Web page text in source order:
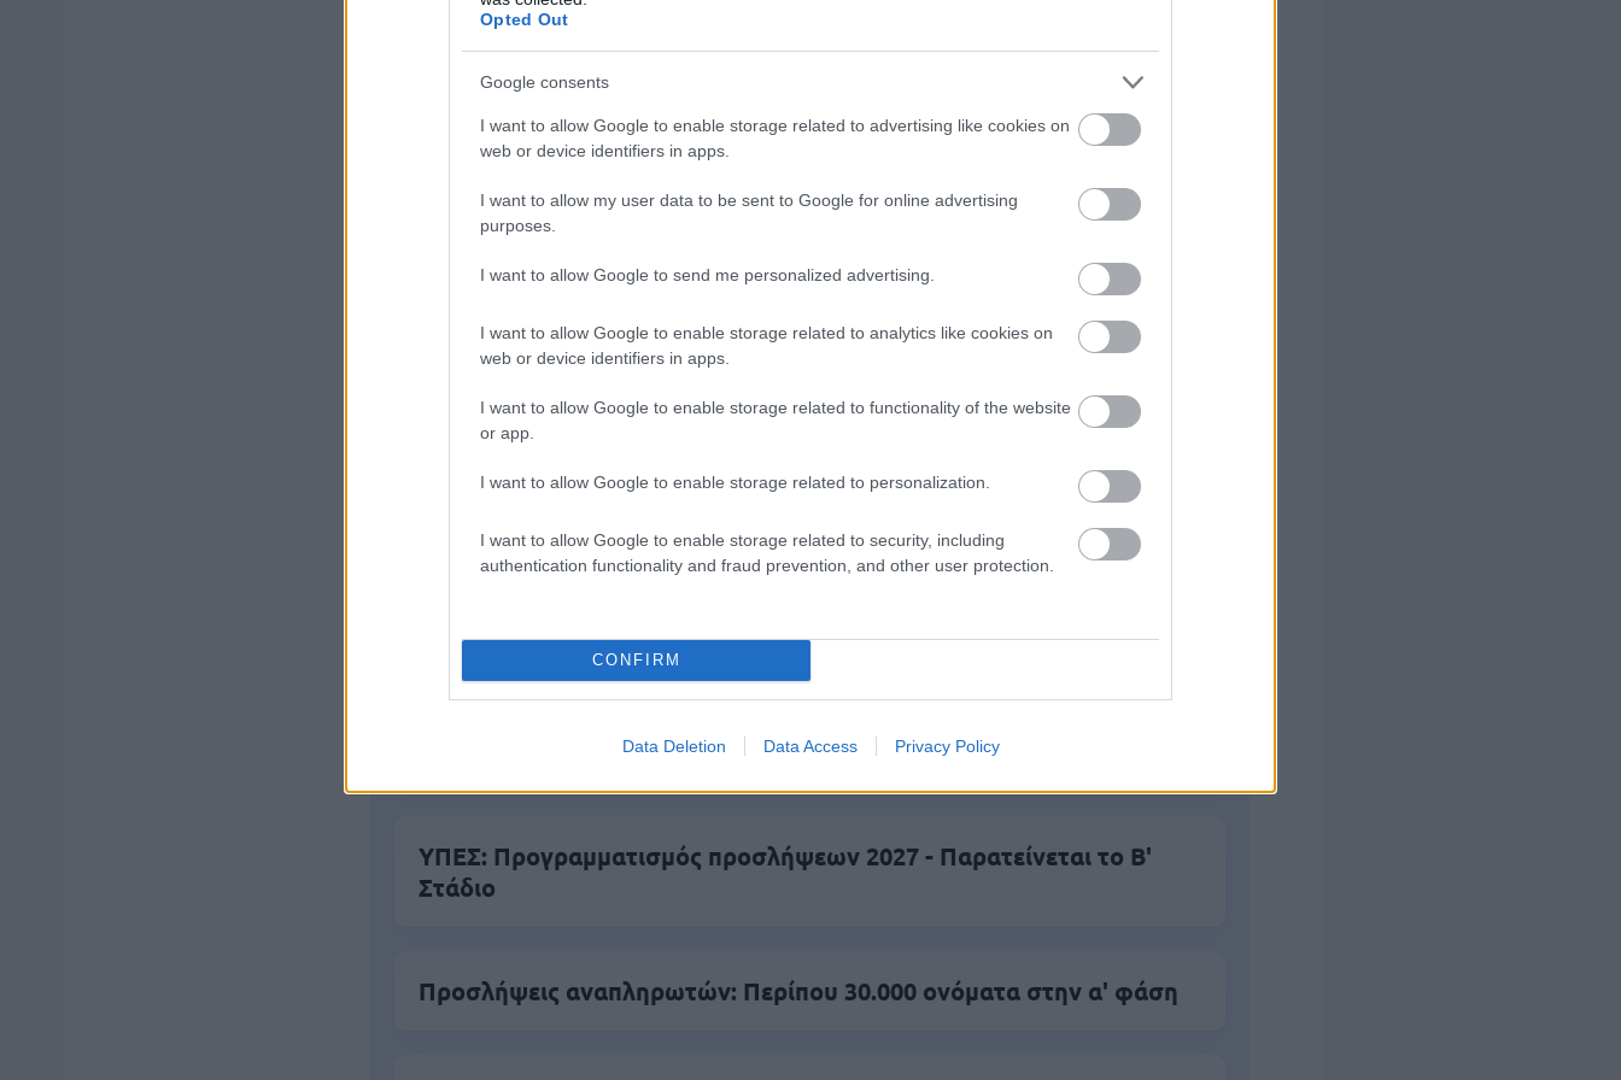
Opted Out
Google consents
I want to allow Google to enable storage related to advertising like cookies on
web or device identifiers in apps.
I want to allow my user data to be sent to Google for online advertising
purposes.
I want to allow Google to send me personalized advertising.
I want to allow Google to enable storage related to analytics like cookies on
web or device identifiers in apps.
I want to allow Google to enable storage related to functionality of the website
or app.
I want to allow Google to enable storage related to personalization.
I want to allow Google to enable storage related to security, including
authentication functionality and fraud prevention, and other user protection.
CONFIRM
Data Deletion Data Access Privacy Policy
ΑΣΕΠ: Πιστοποίηση Αγγλικών σε μόνο 2 ημέρες στα χέρια σας
ΑΣΕΠ: Εξ αποστάσεως η πιο Εύκολη Πιστοποίηση Υπολογιστών σε 2
Βάλε το proson.gr στα αποτελέσματα αναζήτησης της Google
Δημοφιλείς Ειδήσεις
Ανοικτές 1.779 θέσεις εργασίας στο Δημόσιο (χωρίς πτυχίο)
ΥΠΕΣ: Προγραμματισμός προσλήψεων 2027 - Παρατείνεται το Β'
Στάδιο
Προσλήψεις αναπληρωτών: Περίπου 30.000 ονόματα στην α' φάση